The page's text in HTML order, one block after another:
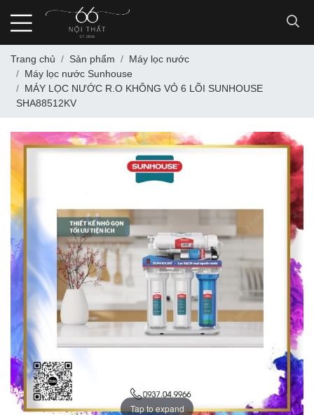
Trang chủ Sản phẩm
Máy lọc nước
Máy lọc nước Sunhouse
MÁY LỌC NƯỚC R.O KHÔNG VỎ 6 LÕI SUNHOUSE
SHA88512KV
Tap to expand